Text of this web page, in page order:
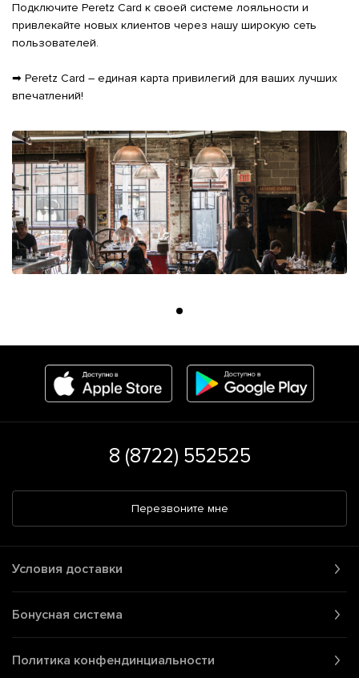
Подключите Peretz Card к своей системе лояльности и
привлекайте новых клиентов через нашу широкую сеть
пользователей.
➡ Peretz Card – единая карта привилегий для ваших лучших
впечатлений!
8 (8722) 552525
Перезвоните мне
Условия доставки
Бонусная система
Политика конфендинциальности